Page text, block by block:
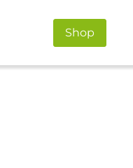
Shop